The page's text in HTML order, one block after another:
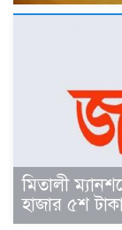
মিতালী
হাজার ৫শ